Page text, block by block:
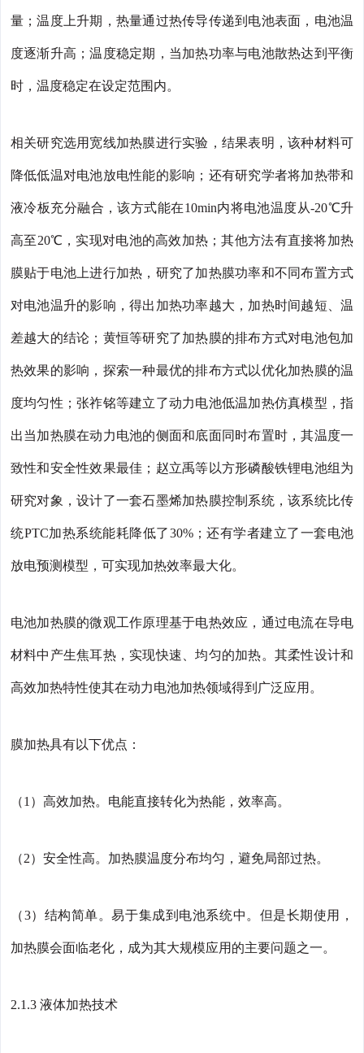
量；温度上升期，热量通过热传导传递到电池表面，电池温
度逐渐升高；温度稳定期，当加热功率与电池散热达到平衡
时，温度稳定在设定范围内。
相关研究选用宽线加热膜进行实验，结果表明，该种材料可
降低低温对电池放电性能的影响；还有研究学者将加热带和
液冷板充分融合，该方式能在10min内将电池温度从-20℃升
高至20℃，实现对电池的高效加热；其他方法有直接将加热
膜贴于电池上进行加热，研究了加热膜功率和不同布置方式
对电池温升的影响，得出加热功率越大，加热时间越短、温
差越大的结论；黄恒等研究了加热膜的排布方式对电池包加
热效果的影响，探索一种最优的排布方式以优化加热膜的温
度均匀性；张祚铭等建立了动力电池低温加热仿真模型，指
出当加热膜在动力电池的侧面和底面同时布置时，其温度一
致性和安全性效果最佳；赵立禹等以方形磷酸铁锂电池组为
研究对象，设计了一套石墨烯加热膜控制系统，该系统比传
统PTC加热系统能耗降低了30%；还有学者建立了一套电池
放电预测模型，可实现加热效率最大化。
电池加热膜的微观工作原理基于电热效应，通过电流在导电
材料中产生焦耳热，实现快速、均匀的加热。其柔性设计和
高效加热特性使其在动力电池加热领域得到广泛应用。
膜加热具有以下优点：
（1）高效加热。电能直接转化为热能，效率高。
（2）安全性高。加热膜温度分布均匀，避免局部过热。
（3）结构简单。易于集成到电池系统中。但是长期使用，
加热膜会面临老化，成为其大规模应用的主要问题之一。
2.1.3 液体加热技术